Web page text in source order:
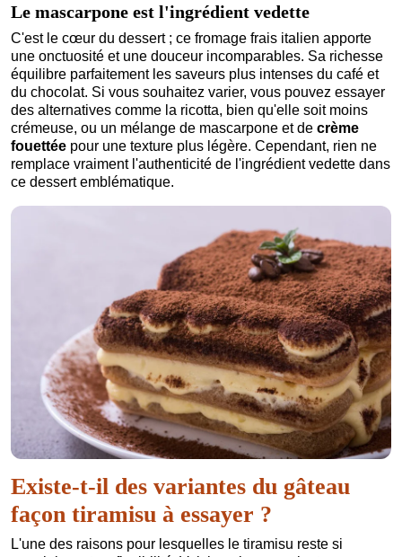
Le mascarpone est l'ingrédient vedette
C'est le cœur du dessert ; ce fromage frais italien apporte
une onctuosité et une douceur incomparables. Sa richesse
équilibre parfaitement les saveurs plus intenses du café et
du chocolat. Si vous souhaitez varier, vous pouvez essayer
des alternatives comme la ricotta, bien qu'elle soit moins
crémeuse, ou un mélange de mascarpone et de crème
fouettée pour une texture plus légère. Cependant, rien ne
remplace vraiment l'authenticité de l'ingrédient vedette dans
ce dessert emblématique.
Existe-t-il des variantes du gâteau
façon tiramisu à essayer ?
L'une des raisons pour lesquelles le tiramisu reste si